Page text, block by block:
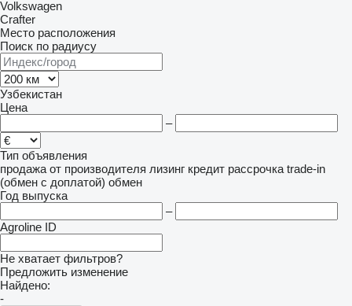
Volkswagen
Crafter
Место расположения
Поиск по радиусу
Узбекистан
Цена
–
Тип объявления
продажа от производителя лизинг кредит рассрочка trade-in
(обмен с доплатой) обмен
Год выпуска
–
Agroline ID
Не хватает фильтров?
Предложить изменение
Найдено:
-